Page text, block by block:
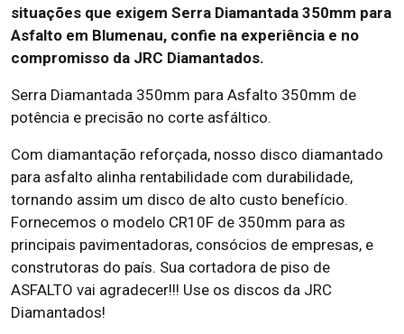
situações que exigem Serra Diamantada 350mm para
Asfalto em Blumenau, confie na experiência e no
compromisso da JRC Diamantados.
Serra Diamantada 350mm para Asfalto 350mm de
potência e precisão no corte asfáltico.
Com diamantação reforçada, nosso disco diamantado
para asfalto alinha rentabilidade com durabilidade,
tornando assim um disco de alto custo benefício.
Fornecemos o modelo CR10F de 350mm para as
principais pavimentadoras, consócios de empresas, e
construtoras do país. Sua cortadora de piso de
ASFALTO vai agradecer!!! Use os discos da JRC
Diamantados!